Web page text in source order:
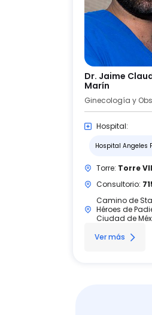
Dr. Jaime
Marín
Hospital:
Hospital Angeles
Torre: Torre
Consultorio:
Camino de
Héroes de
Ciudad de
Ver más